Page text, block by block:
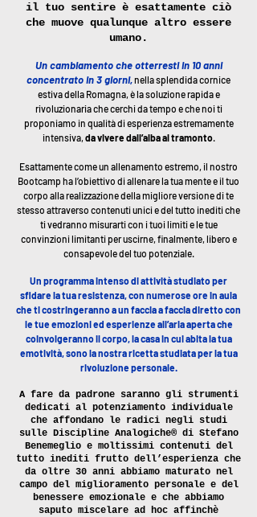
il tuo sentire è esattamente ciò
che muove qualunque altro essere
umano.
Un cambiamento che otterresti in 10 anni
concentrato in 3 giorni,nella splendida cornice
estiva della Romagna, è la soluzione rapida e
rivoluzionaria che cerchi da tempo e che noi ti
proponiamo in qualità di esperienza estremamente
intensiva,da vivere dall’alba al tramonto.
Esattamente come un allenamento estremo, il nostro
Bootcamp ha l’obiettivo di allenare la tua mente e il tuo
corpo alla realizzazione della migliore versione di te
stesso attraverso contenuti unici e del tutto inediti che
ti vedranno misurarti con i tuoi limiti e le tue
convinzioni limitanti per uscirne, finalmente, libero e
consapevole del tuo potenziale.
Un programma intenso di attività studiato per
sfidare la tua resistenza, con numerose ore in aula
che ticostringeranno a un faccia a faccia diretto con
le tue emozioni ed esperienze all’aria aperta che
coinvolgeranno il corpo,la casa in cui abita la tua
emotività, sono la nostra ricetta studiata per la tua
rivoluzione personale.
A fare da padrone saranno gli strumenti
dedicati al potenziamento individuale
che affondano le radici negli studi
sulle Discipline Analogiche® di Stefano
Benemeglio e moltissimi contenuti del
tutto inediti frutto dell’esperienza che
da oltre 30 anni abbiamo maturato nel
campo del miglioramento personale e del
benessere emozionale e che abbiamo
saputo miscelare ad hoc affinchè